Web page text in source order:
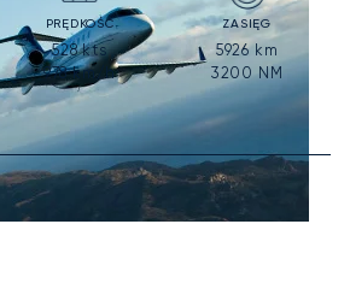
PRĘDKOŚĆ
528kts
978km/h
ZASIĘG
5926km
3200NM